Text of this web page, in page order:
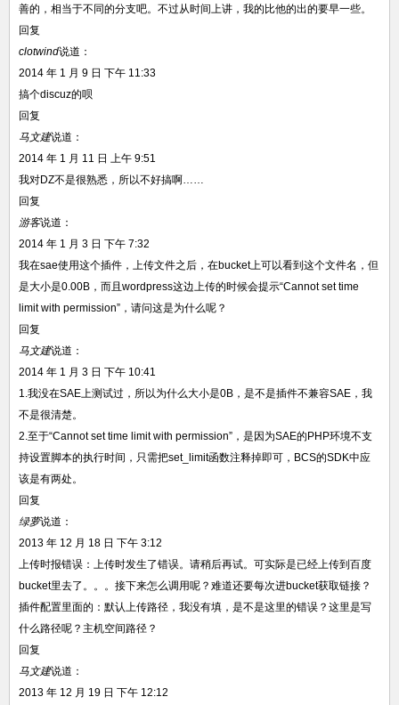
善的，相当于不同的分支吧。不过从时间上讲，我的比他的出的要早一些。
回复
clotwind说道：
2014 年 1 月 9 日 下午 11:33
搞个discuz的呗
回复
马文建说道：
2014 年 1 月 11 日 上午 9:51
我对DZ不是很熟悉，所以不好搞啊……
回复
游客说道：
2014 年 1 月 3 日 下午 7:32
我在sae使用这个插件，上传文件之后，在bucket上可以看到这个文件名，但
是大小是0.00B，而且wordpress这边上传的时候会提示“Cannot set time
limit with permission”，请问这是为什么呢？
回复
马文建说道：
2014 年 1 月 3 日 下午 10:41
1.我没在SAE上测试过，所以为什么大小是0B，是不是插件不兼容SAE，我
不是很清楚。
2.至于“Cannot set time limit with permission”，是因为SAE的PHP环境不支
持设置脚本的执行时间，只需把set_limit函数注释掉即可，BCS的SDK中应
该是有两处。
回复
绿萝说道：
2013 年 12 月 18 日 下午 3:12
上传时报错误：上传时发生了错误。请稍后再试。可实际是已经上传到百度
bucket里去了。。。接下来怎么调用呢？难道还要每次进bucket获取链接？
插件配置里面的：默认上传路径，我没有填，是不是这里的错误？这里是写
什么路径呢？主机空间路径？
回复
马文建说道：
2013 年 12 月 19 日 下午 12:12